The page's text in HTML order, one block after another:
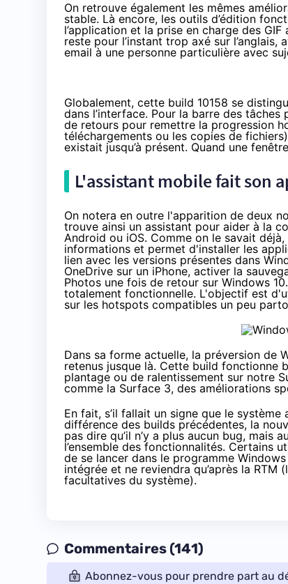
On retrouve également les mêmes
stable. Là encore, les outils d’édition
l’application et la prise en charge des
reste pour l’instant trop axé sur l’anglais,
email à une personne particulière avec
Globalement, cette build 10158 se
dans l’interface. Pour la barre des
de retours pour remettre la progression
téléchargements ou les copies de
existait jusqu’à présent. Quand une
L'assistant mobile fait son
On notera en outre l'apparition de deux
trouve ainsi un assistant pour aider à la
Android ou iOS. Comme on le savait
informations et permet d'installer les
lien avec les versions présentes dans
OneDrive sur un iPhone, activer la
Photos une fois de retour sur Windows 10
totalement fonctionnelle. L'objectif est
sur les hotspots compatibles un peu
Dans sa forme actuelle, la préversion de
retenus jusque là. Cette build fonctionne
plantage ou de ralentissement sur notre
comme la Surface 3, des améliorations
En fait, s’il fallait un signe que le
différence des builds précédentes, la
pas dire qu’il n’y a plus aucun bug, mais
l’ensemble des fonctionnalités. Certains
de se lancer dans le programme
intégrée et ne reviendra qu’après la
facultatives du système).
Commentaires (141)
Abonnez-vous pour prendre part au